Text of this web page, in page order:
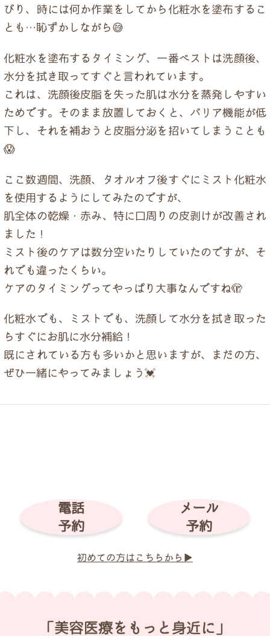
びり、時には何か作業をしてから化粧水を塗布するこ
とも…恥ずかしながら😅
化粧水を塗布するタイミング、一番ベストは洗顔後、
水分を拭き取ってすぐと言われています。
これは、洗顔後皮脂を失った肌は水分を蒸発しやすい
ためです。そのまま放置しておくと、バリア機能が低
下し、それを補おうと皮脂分泌を招いてしまうことも
😱
ここ数週間、洗顔、タオルオフ後すぐにミスト化粧水
を使用するようにしてみたのですが、
肌全体の乾燥・赤み、特に口周りの皮剥けが改善され
ました！
ミスト後のケアは数分空いたりしていたのですが、そ
れでも違ったくらい。
ケアのタイミングってやっぱり大事なんですね🫣
化粧水でも、ミストでも、洗顔して水分を拭き取った
らすぐにお肌に水分補給！
既にされている方も多いかと思いますが、まだの方、
ぜひ一緒にやってみましょう💓
電話
予約
メール
予約
初めての方はこちらから▶